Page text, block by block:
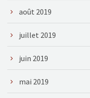
août 2019
juillet 2019
juin 2019
mai 2019